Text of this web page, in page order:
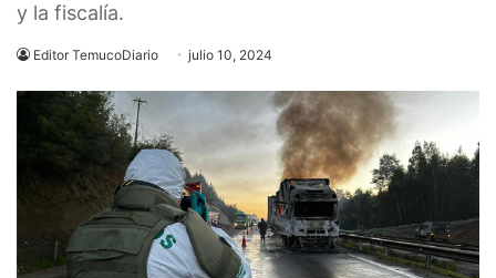
y la fiscalía.
Editor TemucoDiario julio 10, 2024